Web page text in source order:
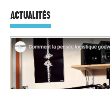
ACTUALITÉS